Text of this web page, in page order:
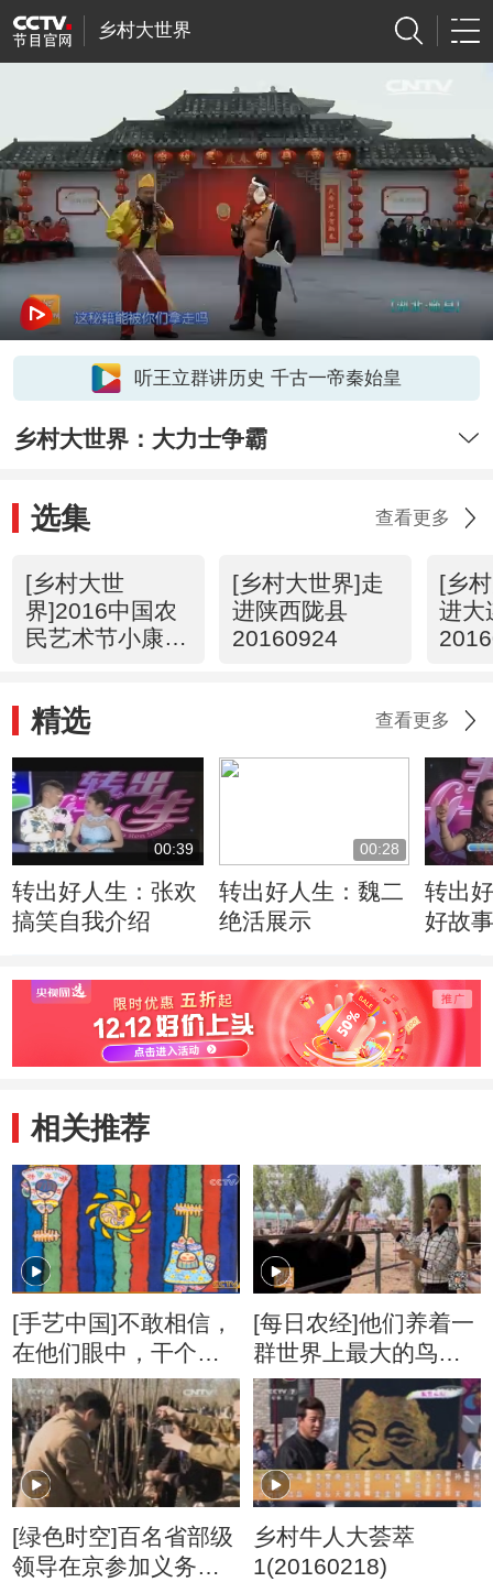
乡村大世界
听王立群讲历史 千古一帝秦始皇
乡村大世界：大力士争霸
选集 查看更多
[乡村大世
界]2016中国农
民艺术节小康电
[乡村大世界]走
进陕西陇县
20160924
[乡
进大
精选 查看更多
00:39
转出好人生：张欢
搞笑自我介绍
00:28
转出好人生：魏二
绝活展示
转出
好故
相关推荐
[手艺中国]不敢相信，
在他们眼中，干个农
活都能美成一幅画
[每日农经]他们养着一
群世界上最大的鸟
20160728
[绿色时空]百名省部级
领导在京参加义务植
乡村牛人大荟萃
1(20160218)